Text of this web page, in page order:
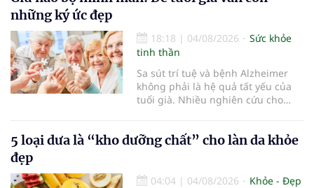
viện Bạch Mai cơ sở Ninh Bình.
những ký ức đẹp
18:18 | 04/08/2026
Sức khỏe
tinh thần
Sa sút trí tuệ và bệnh Alzheimer
không phải là hệ quả tất yếu của
tuổi già. Nhiều nghiên cứu cho
rèn luyện trí não mỗi ngày có thể
tuổi gìn giữ trí nhớ và sống độc lập
5 loại dưa là “kho dưỡng chất” cho làn da khỏe
đẹp
04:04 | 04/08/2026
Khỏe - Đẹp